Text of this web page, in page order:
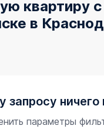
в
запросу ничего
параметры